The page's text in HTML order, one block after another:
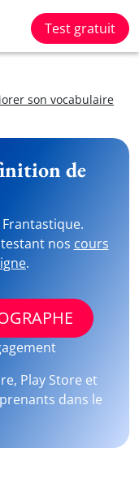
Test gratuit
son vocabulaire
de
nos cours
.
Play Store et
dans le